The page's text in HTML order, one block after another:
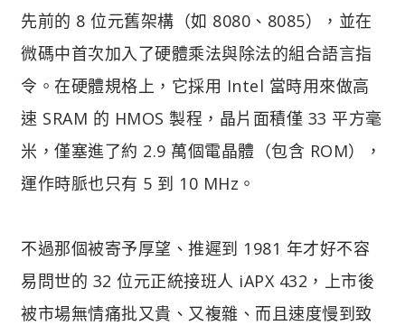
先前的 8 位元舊架構（如 8080、8085），並在
微碼中首次加入了硬體乘法與除法的組合語言指
令。在硬體規格上，它採用 Intel 當時用來做高
速 SRAM 的 HMOS 製程，晶片面積僅 33 平方毫
米，僅塞進了約 2.9 萬個電晶體（包含 ROM），
運作時脈也只有 5 到 10 MHz。
不過那個被寄予厚望、推遲到 1981 年才好不容
易問世的 32 位元正統接班人 iAPX 432，上市後
被市場無情痛批又貴、又複雜、而且速度慢到致